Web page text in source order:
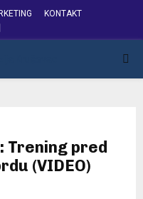
KONTAKT
Trening pred
(VIDEO)